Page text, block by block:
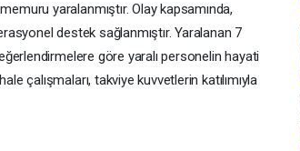
yaralanmıştır. Olay kapsamında,
destek sağlanmıştır. Yaralanan 7
göre yaralı personelin hayati
çalışmaları, takviye kuvvetlerin katılımıyla